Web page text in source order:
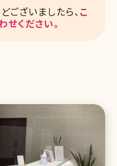
ございましたら、こ
ください。